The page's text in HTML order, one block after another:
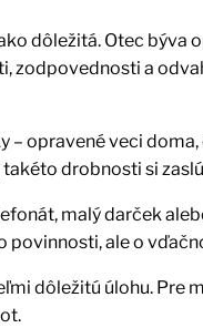
dôležitá. Otec býva
zodpovednosti a
– opravené veci
drobnosti si
malý darček
povinnosti, ale o
dôležitú úlohu. Pre